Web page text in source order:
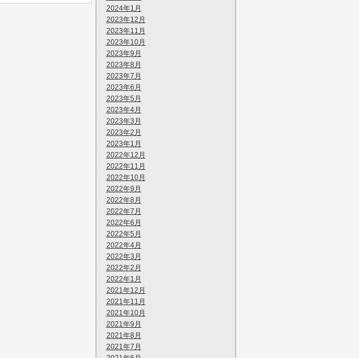
2024年1月
2023年12月
2023年11月
2023年10月
2023年9月
2023年8月
2023年7月
2023年6月
2023年5月
2023年4月
2023年3月
2023年2月
2023年1月
2022年12月
2022年11月
2022年10月
2022年9月
2022年8月
2022年7月
2022年6月
2022年5月
2022年4月
2022年3月
2022年2月
2022年1月
2021年12月
2021年11月
2021年10月
2021年9月
2021年8月
2021年7月